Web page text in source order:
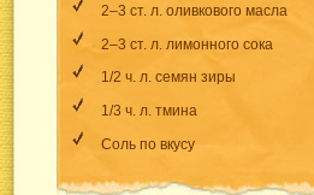
2–3 ст. л. оливкового масла
2–3 ст. л. лимонного сока
1/2 ч. л. семян зиры
1/3 ч. л. тмина
Соль по вкусу